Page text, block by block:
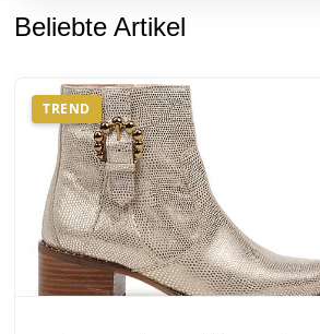
Beliebte Artikel
TREND